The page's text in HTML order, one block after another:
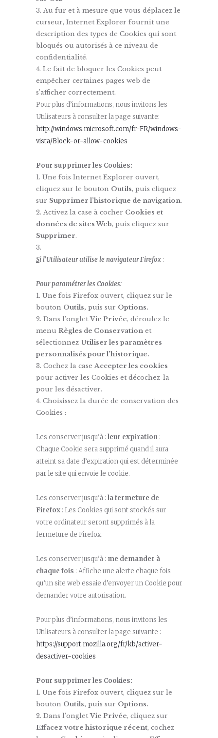
Au fur et à mesure que vous déplacez le
curseur, Internet Explorer fournit une
description des types de Cookies qui sont
bloqués ou autorisés à ce niveau de
confidentialité.
Le fait de bloquer les Cookies peut
empêcher certaines pages web de
s’afficher correctement.
Pour plus d’informations, nous invitons les
Utilisateurs à consulter la page suivante:
http://windows.microsoft.com/fr-FR/windows-
vista/Block-or-allow-cookies
Pour supprimer les Cookies:
Une fois Internet Explorer ouvert,
cliquez sur le bouton Outils, puis cliquez
sur Supprimer l’historique de navigation.
Activez la case à cocher Cookies et
données de sites Web, puis cliquez sur
Supprimer.
Si l’Utilisateur utilise le navigateur Firefox :
Pour paramétrer les Cookies:
Une fois Firefox ouvert, cliquez sur le
bouton Outils, puis sur Options.
Dans l’ongletVie Privée, déroulez le
menu Règles de Conservation et
sélectionnez Utiliser les paramètres
personnalisés pour l’historique.
Cochez la caseAccepter les cookies
pour activer les Cookies et décochez-la
pour les désactiver.
Choisissez la durée de conservation des
Cookies :
Les conserver jusqu’à : leur expiration :
Chaque Cookie sera supprimé quand il aura
atteint sa date d’expiration qui est déterminée
par le site qui envoie le cookie.
Les conserver jusqu’à : la fermeture de
Firefox : Les Cookies qui sont stockés sur
votre ordinateur seront supprimés à la
fermeture de Firefox.
Les conserver jusqu’à : me demander à
chaque fois : Affiche une alerte chaque fois
qu’un site web essaie d’envoyer un Cookie pour
demander votre autorisation.
Pour plus d’informations, nous invitons les
Utilisateurs à consulter la page suivante :
https://support.mozilla.org/fr/kb/activer-
desactiver-cookies
Pour supprimer les Cookies:
Une fois Firefox ouvert, cliquez sur le
bouton Outils, puis sur Options.
Dans l’ongletVie Privée, cliquez sur
Effacez votre historique récent, cochez